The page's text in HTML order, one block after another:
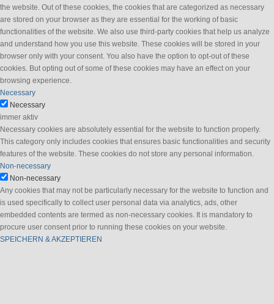
the website. Out of these cookies, the cookies that are categorized as necessary
are stored on your browser as they are essential for the working of basic
functionalities of the website. We also use third-party cookies that help us analyze
and understand how you use this website. These cookies will be stored in your
browser only with your consent. You also have the option to opt-out of these
cookies. But opting out of some of these cookies may have an effect on your
browsing experience.
Necessary
Necessary
immer aktiv
Necessary cookies are absolutely essential for the website to function properly.
This category only includes cookies that ensures basic functionalities and security
features of the website. These cookies do not store any personal information.
Non-necessary
Non-necessary
Any cookies that may not be particularly necessary for the website to function and
is used specifically to collect user personal data via analytics, ads, other
embedded contents are termed as non-necessary cookies. It is mandatory to
procure user consent prior to running these cookies on your website.
SPEICHERN & AKZEPTIEREN